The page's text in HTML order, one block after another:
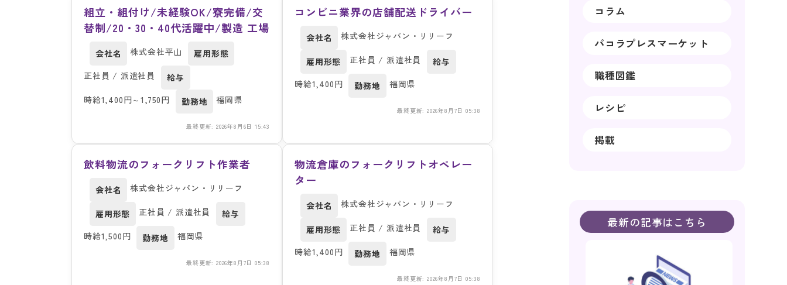
組立・組付け/未経験OK/寮完備/交
替制/20・30・40代活躍中/製造 工場
会社名 株式会社平山
雇用形態
正社員 / 派遣社員
給与
時給1,400円～1,750円
勤務地 福岡県
最終更新: 2026年8月6日 15:43
コンビニ業界の店舗配送ドライバー
会社名 株式会社ジャパン・リリーフ
雇用形態 正社員 / 派遣社員
給与
時給1,400円
勤務地 福岡県
最終更新: 2026年8月7日 05:38
飲料物流のフォークリフト作業者
会社名 株式会社ジャパン・リリーフ
雇用形態 正社員 / 派遣社員
給与
時給1,500円
勤務地 福岡県
最終更新: 2026年8月7日 05:38
物流倉庫のフォークリフトオペレー
ター
会社名 株式会社ジャパン・リリーフ
雇用形態 正社員 / 派遣社員
給与
時給1,400円
勤務地 福岡県
最終更新: 2026年8月7日 05:38
コラム
パコラプレスマーケット
職種図鑑
レシピ
掲載
最新の記事はこちら